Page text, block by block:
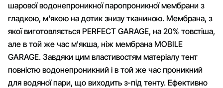
шарової водонепроникної паропроникної мембрани з
гладкою, м'якою на дотик знизу тканиною. Мембрана, з
якої виготовляється PERFECT GARAGE, на 20% товстіша,
але в той же час м'якша, ніж мембрана MOBILE
GARAGE. Завдяки цим властивостям матеріалу тент
повністю водонепроникний і в той же час проникний
для водяної пари, що виходить з-під тенту. Ефективно